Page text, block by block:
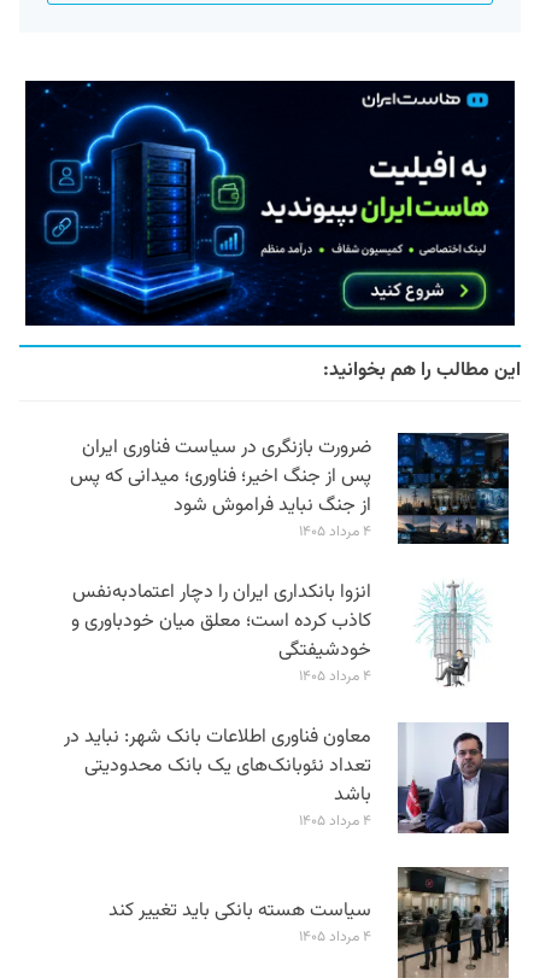
این مطالب را هم بخوانید:
ضرورت بازنگری در سیاست فناوری ایران
پس از جنگ اخیر؛ فناوری؛ میدانی که پس
از جنگ نباید فراموش شود
۴ مرداد ۱۴۰۵
انزوا بانکداری ایران را دچار اعتمادبه‌نفس
کاذب کرده است؛ معلق میان خودباوری و
خودشیفتگی
۴ مرداد ۱۴۰۵
معاون فناوری اطلاعات بانک شهر: نباید در
تعداد نئوبانک‌های یک بانک محدودیتی
باشد
۴ مرداد ۱۴۰۵
سیاست هسته بانکی باید تغییر کند
۴ مرداد ۱۴۰۵